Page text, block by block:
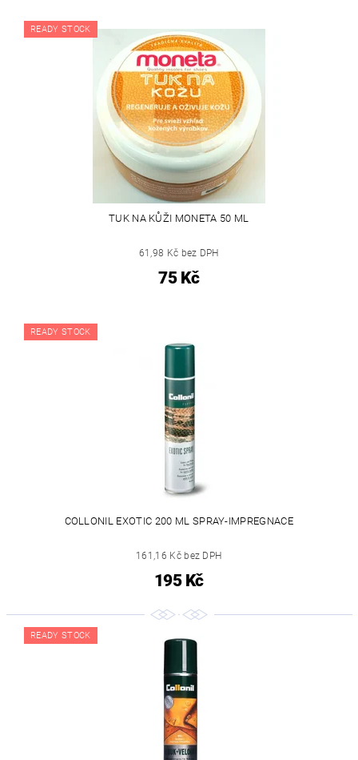
READY STOCK
TUK NA KŮŽI MONETA 50 ML
61,98 Kč bez DPH
75 Kč
READY STOCK
COLLONIL EXOTIC 200 ML SPRAY-IMPREGNACE
161,16 Kč bez DPH
195 Kč
READY STOCK